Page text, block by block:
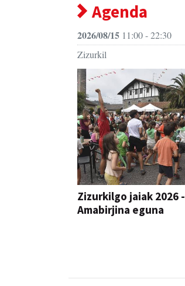
Agenda
2026/08/15 11:00 - 22:30
Zizurkil
Zizurkilgo jaiak 2026 -
Amabirjina eguna